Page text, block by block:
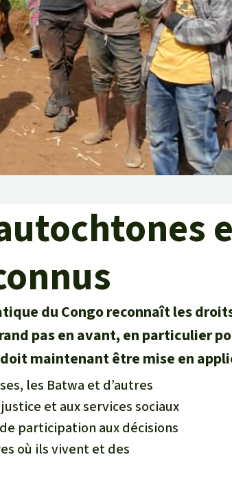
Lutte
incendies
prévention
Collecte
du Congo reconnaît les
pas en avant, en particulier
maintenant être mise en
les Batwa et d’autres
et aux services sociaux
participation aux décisions
où ils vivent et des